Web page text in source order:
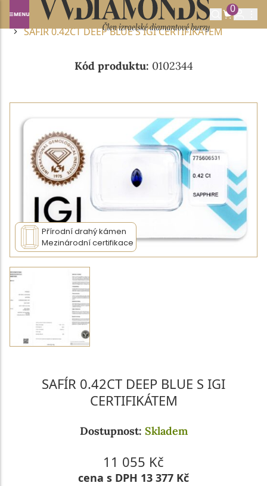
0
Domů DRAHOKAMY A POLODRAHOKAMY
SAFÍR
SAFÍR 0.42CT DEEP BLUE S IGI CERTIFIKÁTEM
Kód produktu: 0102344
Přírodní drahý kámen
Mezinárodní certifikace
SAFÍR 0.42CT DEEP BLUE S IGI
CERTIFIKÁTEM
Dostupnost: Skladem
11 055 Kč
cena s DPH 13 377 Kč